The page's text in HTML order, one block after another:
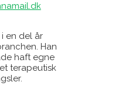
en del år
Han
haft egne
terapeutisk